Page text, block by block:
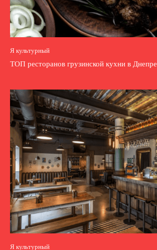
Я культурный
ТОП ресторанов грузинской кухни в Днепре
Я культурный